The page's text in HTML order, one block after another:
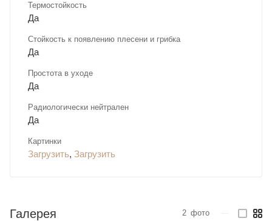
Термостойкость
Да
Стойкость к появлению плесени и грибка
Да
Простота в уходе
Да
Радиологически нейтрален
Да
Картинки
Загрузить, Загрузить
Галерея 2 фото